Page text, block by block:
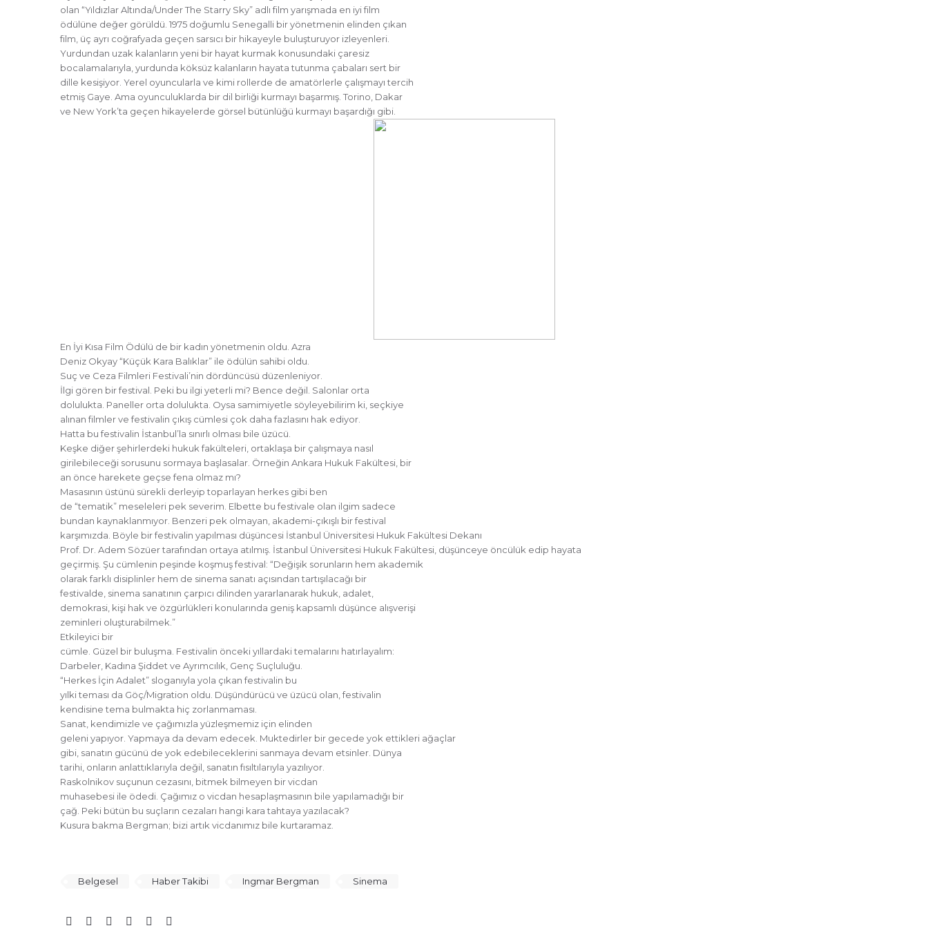
olan “Yıldızlar Altında/Under The Starry Sky” adlı film yarışmada en iyi film
ödülüne değer görüldü. 1975 doğumlu Senegalli bir yönetmenin elinden çıkan
film, üç ayrı coğrafyada geçen sarsıcı bir hikayeyle buluşturuyor izleyenleri.
Yurdundan uzak kalanların yeni bir hayat kurmak konusundaki çaresiz
bocalamalarıyla, yurdunda köksüz kalanların hayata tutunma çabaları sert bir
dille kesişiyor. Yerel oyuncularla ve kimi rollerde de amatörlerle çalışmayı tercih
etmiş Gaye. Ama oyunculuklarda bir dil birliği kurmayı başarmış. Torino, Dakar
ve New York’ta geçen hikayelerde görsel bütünlüğü kurmayı başardığı gibi.
En İyi Kısa Film Ödülü de bir kadın yönetmenin oldu. Azra
Deniz Okyay “Küçük Kara Balıklar” ile ödülün sahibi oldu.
Suç ve Ceza Filmleri Festivali’nin dördüncüsü düzenleniyor.
İlgi gören bir festival. Peki bu ilgi yeterli mi? Bence değil. Salonlar orta
dolulukta. Paneller orta dolulukta. Oysa samimiyetle söyleyebilirim ki, seçkiye
alınan filmler ve festivalin çıkış cümlesi çok daha fazlasını hak ediyor.
Hatta bu festivalin İstanbul’la sınırlı olması bile üzücü.
Keşke diğer şehirlerdeki hukuk fakülteleri, ortaklaşa bir çalışmaya nasıl
girilebileceği sorusunu sormaya başlasalar. Örneğin Ankara Hukuk Fakültesi, bir
an önce harekete geçse fena olmaz mı?
Masasının üstünü sürekli derleyip toparlayan herkes gibi ben
de “tematik” meseleleri pek severim. Elbette bu festivale olan ilgim sadece
bundan kaynaklanmıyor. Benzeri pek olmayan, akademi-çıkışlı bir festival
karşımızda. Böyle bir festivalin yapılması düşüncesi İstanbul Üniversitesi Hukuk Fakültesi Dekanı
Prof. Dr. Adem Sözüer tarafından ortaya atılmış. İstanbul Üniversitesi Hukuk Fakültesi, düşünceye öncülük edip hayata
geçirmiş. Şu cümlenin peşinde koşmuş festival: “Değişik sorunların hem akademik
olarak farklı disiplinler hem de sinema sanatı açısından tartışılacağı bir
festivalde, sinema sanatının çarpıcı dilinden yararlanarak hukuk, adalet,
demokrasi, kişi hak ve özgürlükleri konularında geniş kapsamlı düşünce alışverişi
zeminleri oluşturabilmek.”
Etkileyici bir
cümle. Güzel bir buluşma. Festivalin önceki yıllardaki temalarını hatırlayalım:
Darbeler, Kadına Şiddet ve Ayrımcılık, Genç Suçluluğu.
“Herkes İçin Adalet” sloganıyla yola çıkan festivalin bu
yılki teması da Göç/Migration oldu. Düşündürücü ve üzücü olan, festivalin
kendisine tema bulmakta hiç zorlanmaması.
Sanat, kendimizle ve çağımızla yüzleşmemiz için elinden
geleni yapıyor. Yapmaya da devam edecek. Muktedirler bir gecede yok ettikleri ağaçlar
gibi, sanatın gücünü de yok edebileceklerini sanmaya devam etsinler. Dünya
tarihi, onların anlattıklarıyla değil, sanatın fısıltılarıyla yazılıyor.
Raskolnikov suçunun cezasını, bitmek bilmeyen bir vicdan
muhasebesi ile ödedi. Çağımız o vicdan hesaplaşmasının bile yapılamadığı bir
çağ. Peki bütün bu suçların cezaları hangi kara tahtaya yazılacak?
Kusura bakma Bergman; bizi artık vicdanımız bile kurtaramaz.
Belgesel Haber Takibi Ingmar Bergman Sinema